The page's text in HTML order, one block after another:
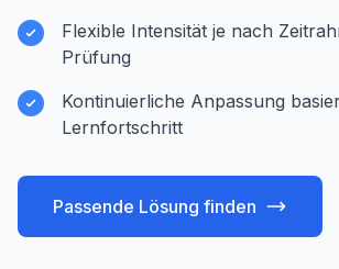
Flexible Intensität je nach
Prüfung
Kontinuierliche Anpassung
Lernfortschritt
Passende Lösung finden